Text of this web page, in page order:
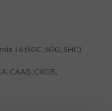
T6 (SGC, SGG, SHC)
CAAB, CXGB,